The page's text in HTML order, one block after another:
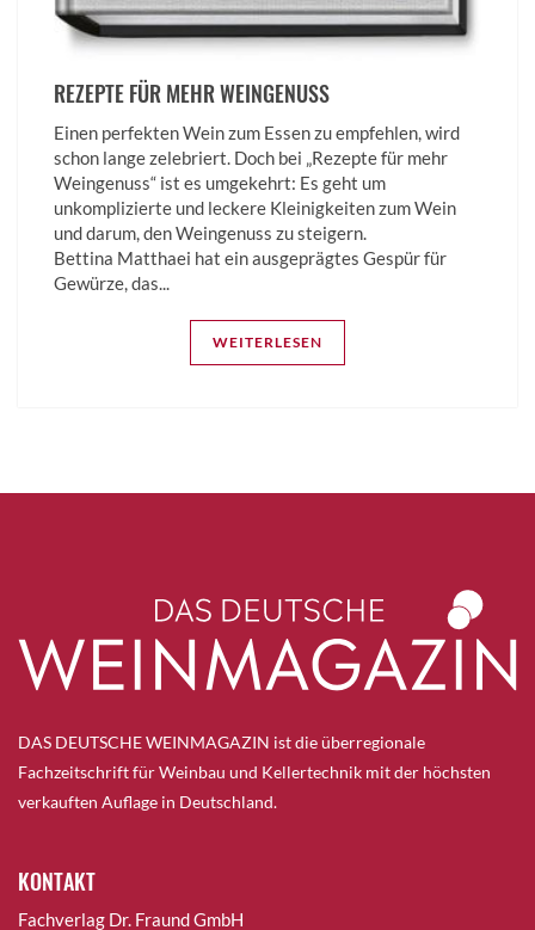
REZEPTE FÜR MEHR WEINGENUSS
Einen perfekten Wein zum Essen zu empfehlen, wird
schon lange zelebriert. Doch bei „Rezepte für mehr
Weingenuss“ ist es umgekehrt: Es geht um
unkomplizierte und leckere Kleinigkeiten zum Wein
und darum, den Weingenuss zu steigern.
Bettina­ Matthaei hat ein ausgeprägtes Gespür für
Gewürze, das...
WEITERLESEN
DAS DEUTSCHE WEINMAGAZIN ist die überregionale
Fachzeitschrift für Weinbau und Kellertechnik mit der höchsten
verkauften Auflage in Deutschland.
KONTAKT
Fachverlag Dr. Fraund GmbH